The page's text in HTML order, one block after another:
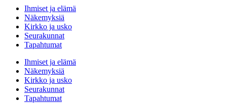
Ihmiset ja elämä
Näkemyksiä
Kirkko ja usko
Seurakunnat
Tapahtumat
Ihmiset ja elämä
Näkemyksiä
Kirkko ja usko
Seurakunnat
Tapahtumat